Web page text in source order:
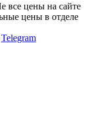
все цены на сайте
цены в отделе
Telegram